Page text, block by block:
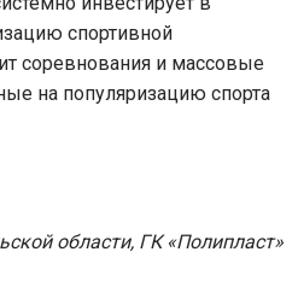
спортивной
соревнования и массовые
на популяризацию спорта
области, ГК «Полипласт»